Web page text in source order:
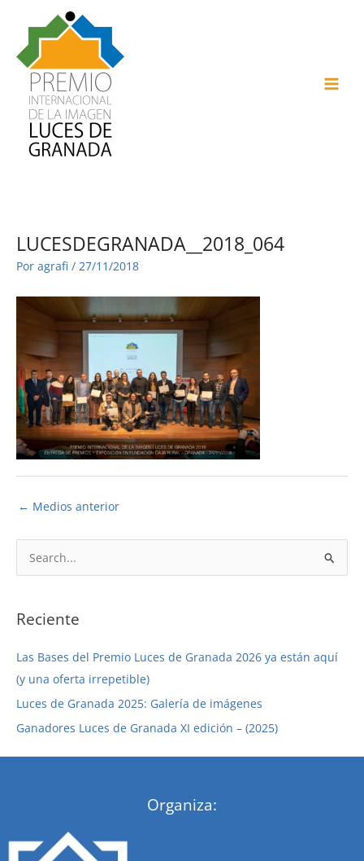
contenido
LUCESDEGRANADA__2018_064
Por agrafi / 27/11/2018
← Medios anterior
u
c
r
p
o
r
Reciente
Las Bases del Premio Luces de Granada 2026 ya están aquí
(y una oferta irrepetible)
Luces de Granada 2025: Galería de imágenes
Ganadores Luces de Granada XI edición – (2025)
Organiza: